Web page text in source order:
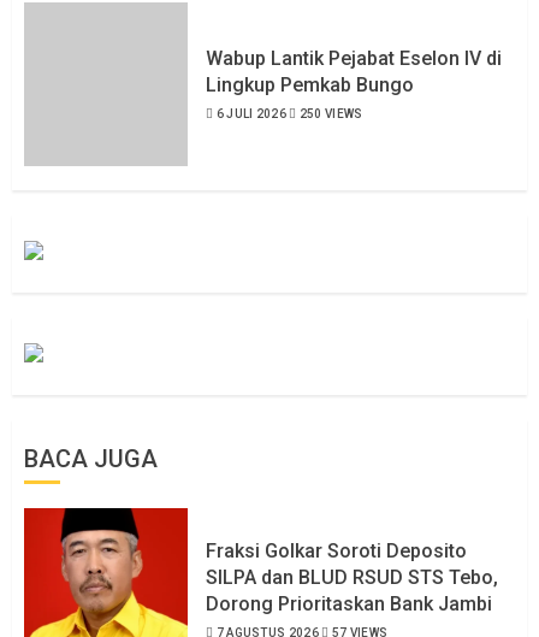
Wabup Lantik Pejabat Eselon IV di
Lingkup Pemkab Bungo
6 JULI 2026 250 VIEWS
BACA JUGA
Fraksi Golkar Soroti Deposito
SILPA dan BLUD RSUD STS Tebo,
Dorong Prioritaskan Bank Jambi
7 AGUSTUS 2026 57 VIEWS